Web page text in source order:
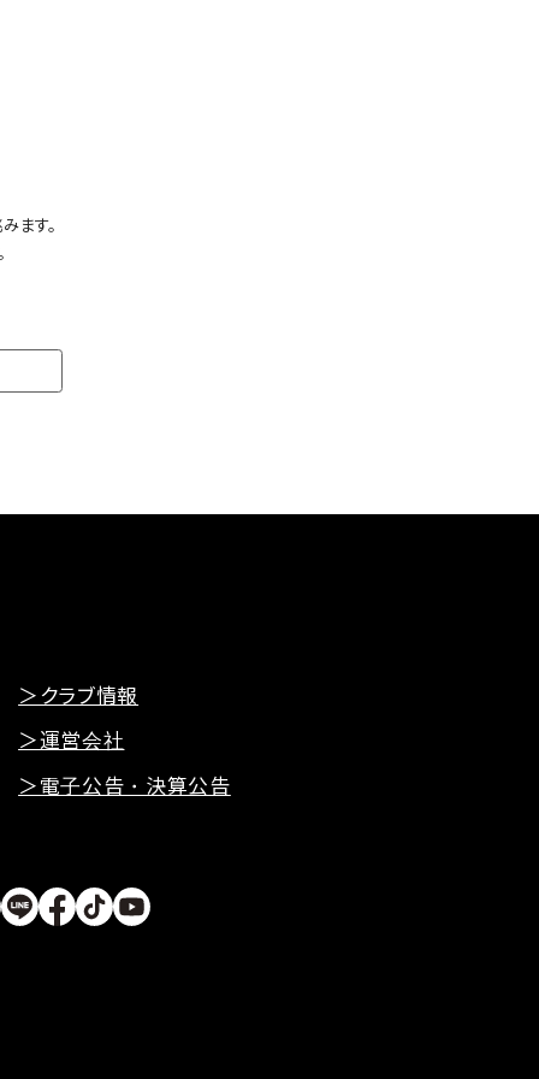
ます。
＞クラブ情報
＞運営会社
＞電子公告・決算公告